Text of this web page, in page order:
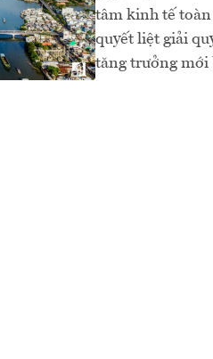
tâm kinh tế toàn
quyết liệt giải
tăng trưởng mới